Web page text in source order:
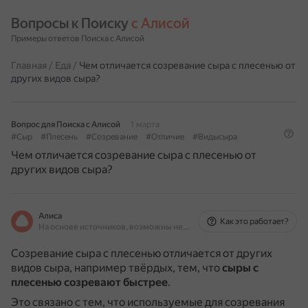
Вопросы к Поиску с Алисой
Примеры ответов Поиска с Алисой
Главная / Еда / Чем отличается созревание сыра с плесенью от
других видов сыра?
Вопрос для Поиска с Алисой
1 марта
#Сыр
#Плесень #Созревание #Отличие #Видысыра
Чем отличается созревание сыра с плесенью от
других видов сыра?
Алиса
На основе источников, возможны неточности
Как это работает?
Созревание сыра с плесенью отличается от других
видов сыра, например твёрдых, тем, чтосыры с
плесенью созревают быстрее.
Это связано с тем, что используемые для созревания